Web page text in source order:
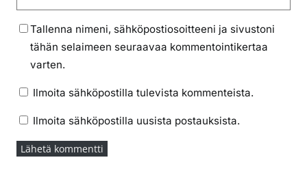
Tallenna nimeni, sähköpostiosoitteeni ja sivustoni
tähän selaimeen seuraavaa kommentointikertaa
varten.
Ilmoita sähköpostilla tulevista kommenteista.
Ilmoita sähköpostilla uusista postauksista.